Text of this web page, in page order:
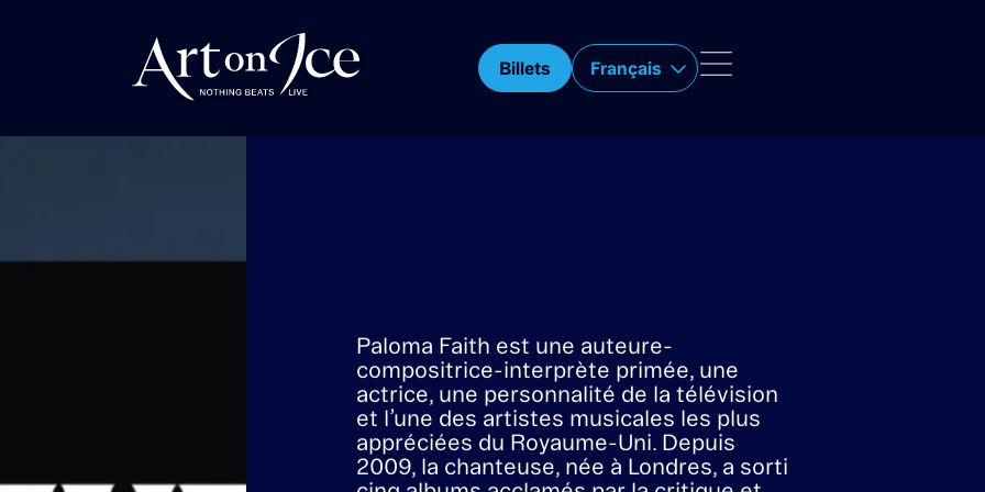
Billets Français
FAITH